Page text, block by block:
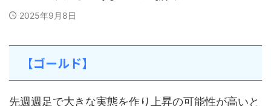
2025年9月8日
【ゴールド】
先週週足で大きな実態を作り上昇の可能性が高いと